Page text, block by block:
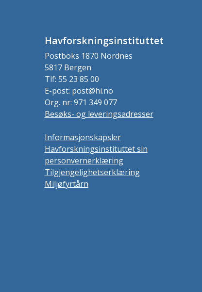
Havforskningsinstituttet
Postboks 1870 Nordnes
5817 Bergen
Tlf: 55 23 85 00
E-post: post@hi.no
Org. nr: 971 349 077
Besøks- og leveringsadresser
Informasjonskapsler
Havforskningsinstituttet sin
personvernerklæring
Tilgjengelighetserklæring
Miljøfyrtårn